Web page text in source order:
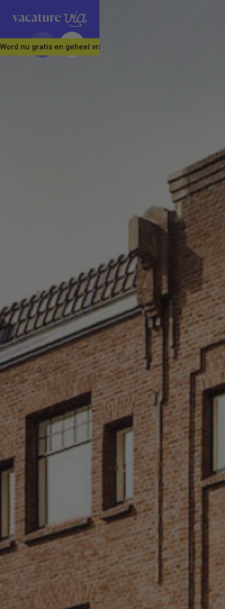
Word nu gratis en geheel vrijblijvend lid van ons Vacature Via